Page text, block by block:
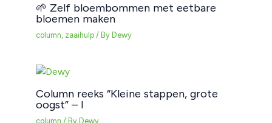
🌱 Zelf bloembommen met eetbare
bloemen maken
column zaaihulp/ By Dewy
Column reeks “Kleine stappen, grote
oogst” – I
column / By Dewy